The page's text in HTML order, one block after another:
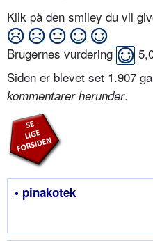
Klik på den smiley du vil
Brugernes vurdering
Siden er blevet set 1.907
kommentarer herunder.
• pinakotek